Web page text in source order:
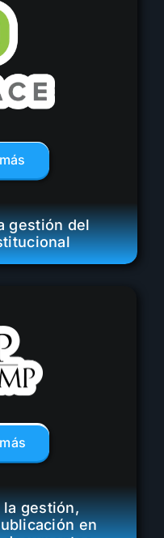
gestión del
la gestión,
en